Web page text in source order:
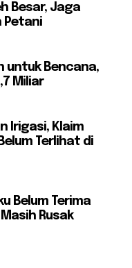
Besar, Jaga
Petani
untuk Bencana,
Miliar
Irigasi, Klaim
Terlihat di
Belum Terima
Rusak